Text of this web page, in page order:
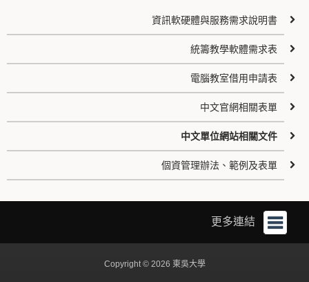
資訊軟硬體與服務需求說明書
統籌教學軟體需求表
電腦教室借用申請表
中文官網相關表單
中文單位網站相關文件
個資管理辦法、範例及表單
更多連結
Copyright © 2026 東吳大學